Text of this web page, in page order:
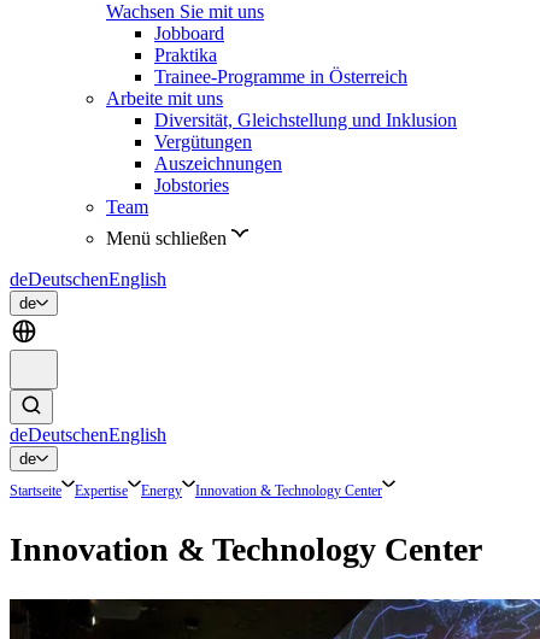
Wachsen Sie mit uns
Jobboard
Praktika
Trainee-Programme in Österreich
Arbeite mit uns
Diversität, Gleichstellung und Inklusion
Vergütungen
Auszeichnungen
Jobstories
Team
Menü schließen
deDeutschenEnglish
de
deDeutschenEnglish
de
Startseite Expertise Energy Innovation & Technology Center
Innovation & Technology Center